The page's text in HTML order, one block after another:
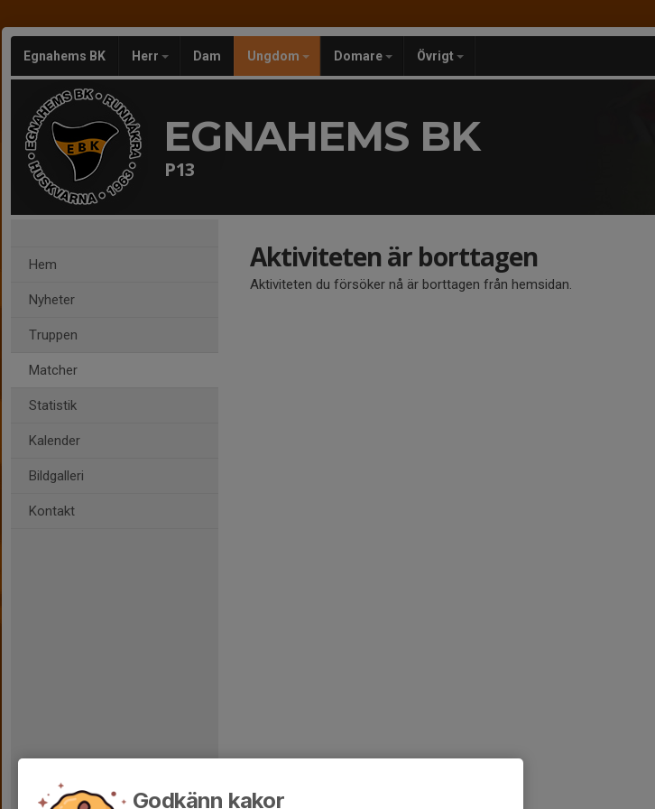
Egnahems BK Herr Dam Ungdom Domare Övrigt
EGNAHEMS BK
P13
Hem
Nyheter
Truppen
Matcher
Statistik
Kalender
Bildgalleri
Kontakt
Aktiviteten är borttagen
Aktiviteten du försöker nå är borttagen från hemsidan.
Godkänn kakor